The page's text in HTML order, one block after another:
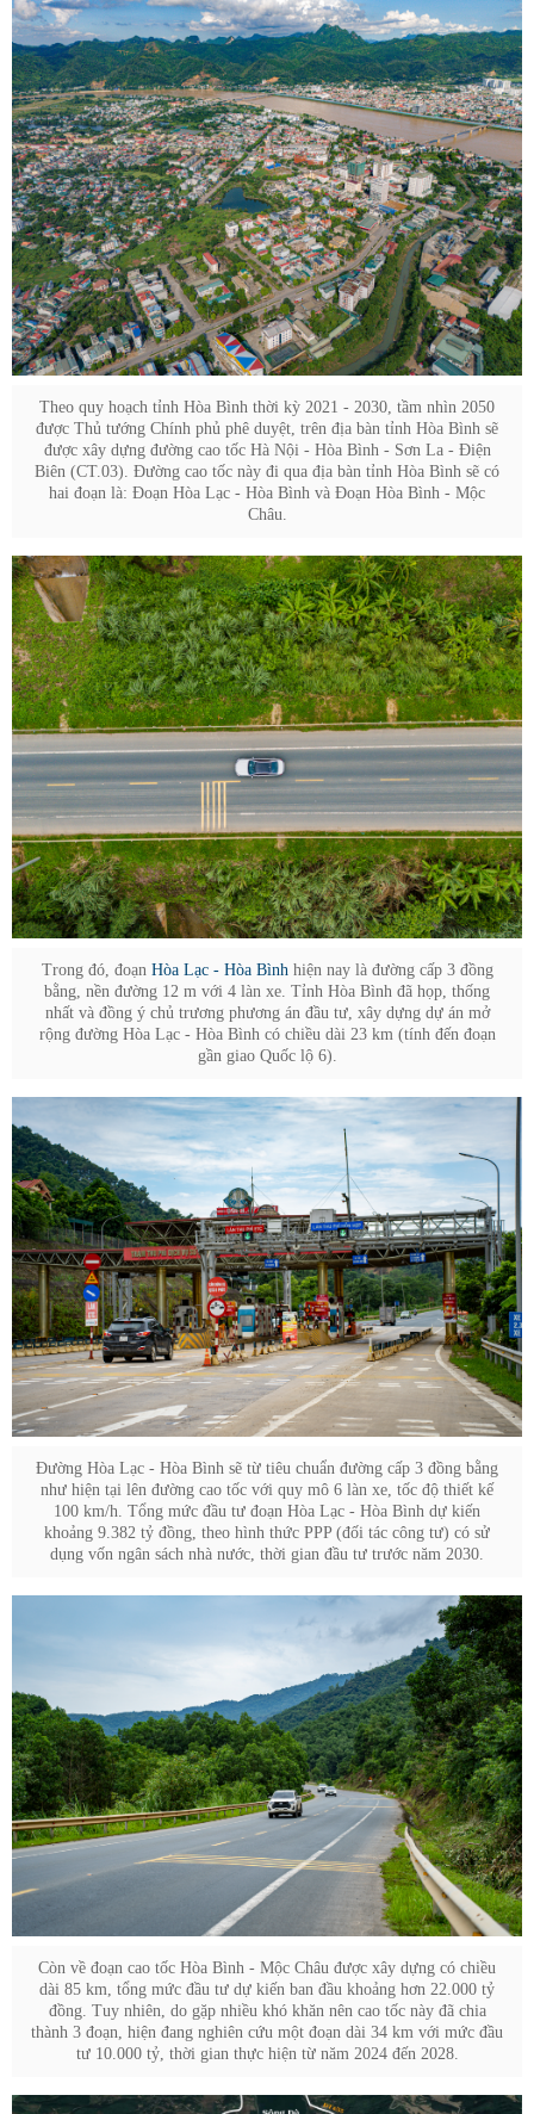
Theo quy hoạch tỉnh Hòa Bình thời kỳ 2021 - 2030, tầm nhìn 2050
được Thủ tướng Chính phủ phê duyệt, trên địa bàn tỉnh Hòa Bình sẽ
được xây dựng đường cao tốc Hà Nội - Hòa Bình - Sơn La - Điện
Biên (CT.03). Đường cao tốc này đi qua địa bàn tỉnh Hòa Bình sẽ có
hai đoạn là: Đoạn Hòa Lạc - Hòa Bình và Đoạn Hòa Bình - Mộc
Châu.
Trong đó, đoạn Hòa Lạc - Hòa Bìnhhiện nay là đường cấp 3 đồng
bằng, nền đường 12 m với 4 làn xe. Tỉnh Hòa Bình đã họp, thống
nhất và đồng ý chủ trương phương án đầu tư, xây dựng dự án mở
rộng đường Hòa Lạc - Hòa Bình có chiều dài 23 km (tính đến đoạn
gần giao Quốc lộ 6).
Đường Hòa Lạc - Hòa Bình sẽ từ tiêu chuẩn đường cấp 3 đồng bằng
như hiện tại lên đường cao tốc với quy mô 6 làn xe, tốc độ thiết kế
100 km/h. Tổng mức đầu tư đoạn Hòa Lạc - Hòa Bình dự kiến
khoảng 9.382 tỷ đồng, theo hình thức PPP (đối tác công tư) có sử
dụng vốn ngân sách nhà nước, thời gian đầu tư trước năm 2030.
Còn về đoạn cao tốc Hòa Bình - Mộc Châu được xây dựng có chiều
dài 85 km, tổng mức đầu tư dự kiến ban đầu khoảng hơn 22.000 tỷ
đồng. Tuy nhiên, do gặp nhiều khó khăn nên cao tốc này đã chia
thành 3 đoạn, hiện đang nghiên cứu một đoạn dài 34 km với mức đầu
tư 10.000 tỷ, thời gian thực hiện từ năm 2024 đến 2028.